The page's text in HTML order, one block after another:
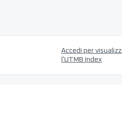
Accedi per
l'UTMB Index